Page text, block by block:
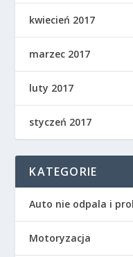
kwiecień 2017
marzec 2017
luty 2017
styczeń 2017
KATEGORIE
Auto nie odpala i
Motoryzacja